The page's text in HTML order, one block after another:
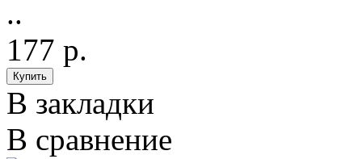
..
177 р.
В закладки
В сравнение